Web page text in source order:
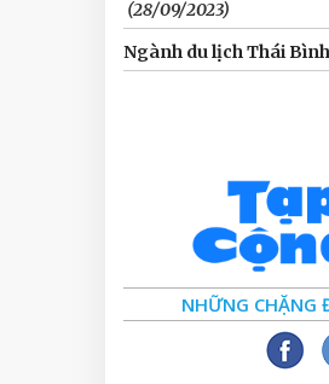
(28/09/2023)
Ngành du lịch Thái
NHỮNG CHẶNG